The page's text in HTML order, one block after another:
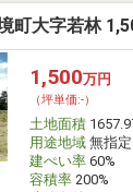
しい平日にとって
す。ちょっとした
でも手に入れるこ
ね。
町大字若林
1,500万円
（坪単価:-）
土地面積
用途地域無指定
建ぺい率60%
容積率200%